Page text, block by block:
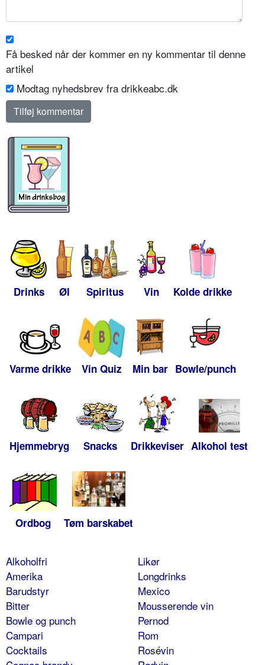
Få besked når der kommer en ny kommentar til denne
artikel
Modtag nyhedsbrev fra drikkeabc.dk
Drinks Øl Spiritus Vin Kolde drikke
Varme drikke Vin Quiz Min bar Bowle/punch
Hjemmebryg Snacks Drikkeviser Alkohol test
Ordbog Tøm barskabet
Alkoholfri
Amerika
Barudstyr
Bitter
Bowle og punch
Campari
Cocktails
Likør
Longdrinks
Mexico
Mousserende vin
Pernod
Rom
Rosévin